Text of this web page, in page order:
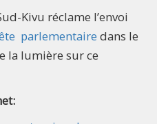
Kivu réclame l’envoi
parlementaire dans le
la lumière sur ce